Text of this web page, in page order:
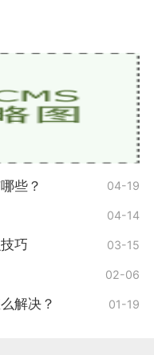
些？ 04-19
04-14
巧 03-15
02-06
解决？ 01-19